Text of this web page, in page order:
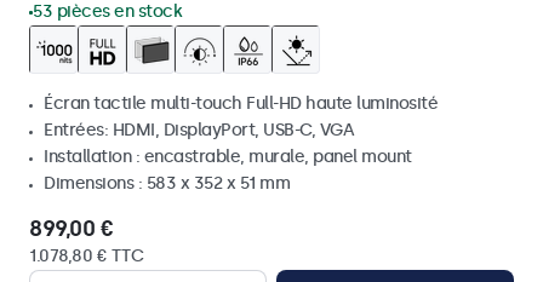
53 pièces en stock
Écran tactile multi-touch Full-HD haute luminosité
Entrées: HDMI, DisplayPort, USB-C, VGA
Installation : encastrable, murale, panel mount
Dimensions : 583 x 352 x 51 mm
899,00 €
1.078,80 € TTC